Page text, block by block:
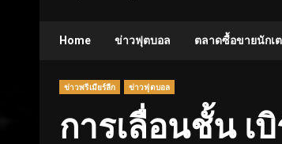
Home ข่าวฟุตบอล ตลาดซื้อขายนักเ
ข่าวพรีเมียร์ลีก ข่าวฟุตบอล
การเลื่อนชั้น เ